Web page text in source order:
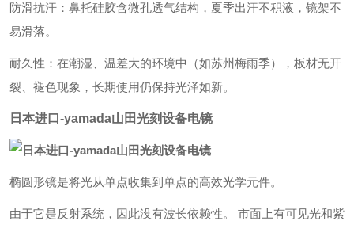
防滑抗汗‌：鼻托硅胶含微孔透气结构，夏季出汗不积液，镜架不
易滑落。
耐久性‌：在潮湿、温差大的环境中（如苏州梅雨季），板材无开
裂、褪色现象，长期使用仍保持光泽如新。
日本进口-yamada山田光刻设备电镜
椭圆形镜是将光从单点收集到单点的高效光学元件。
由于它是反射系统，因此没有波长依赖性。 市面上有可见光和紫